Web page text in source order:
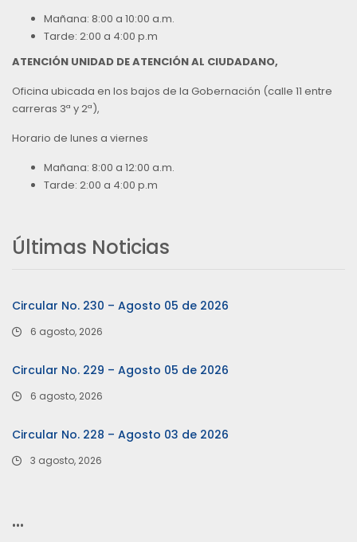
Mañana: 8:00 a 10:00 a.m.
Tarde: 2:00 a 4:00 p.m
ATENCIÓN UNIDAD DE ATENCIÓN AL CIUDADANO,
Oficina ubicada en los bajos de la Gobernación (calle 11 entre
carreras 3ª y 2ª),
Horario de lunes a viernes
Mañana: 8:00 a 12:00 a.m.
Tarde: 2:00 a 4:00 p.m
Últimas Noticias
Circular No. 230 – Agosto 05 de 2026
6 agosto, 2026
Circular No. 229 – Agosto 05 de 2026
6 agosto, 2026
Circular No. 228 – Agosto 03 de 2026
3 agosto, 2026
…